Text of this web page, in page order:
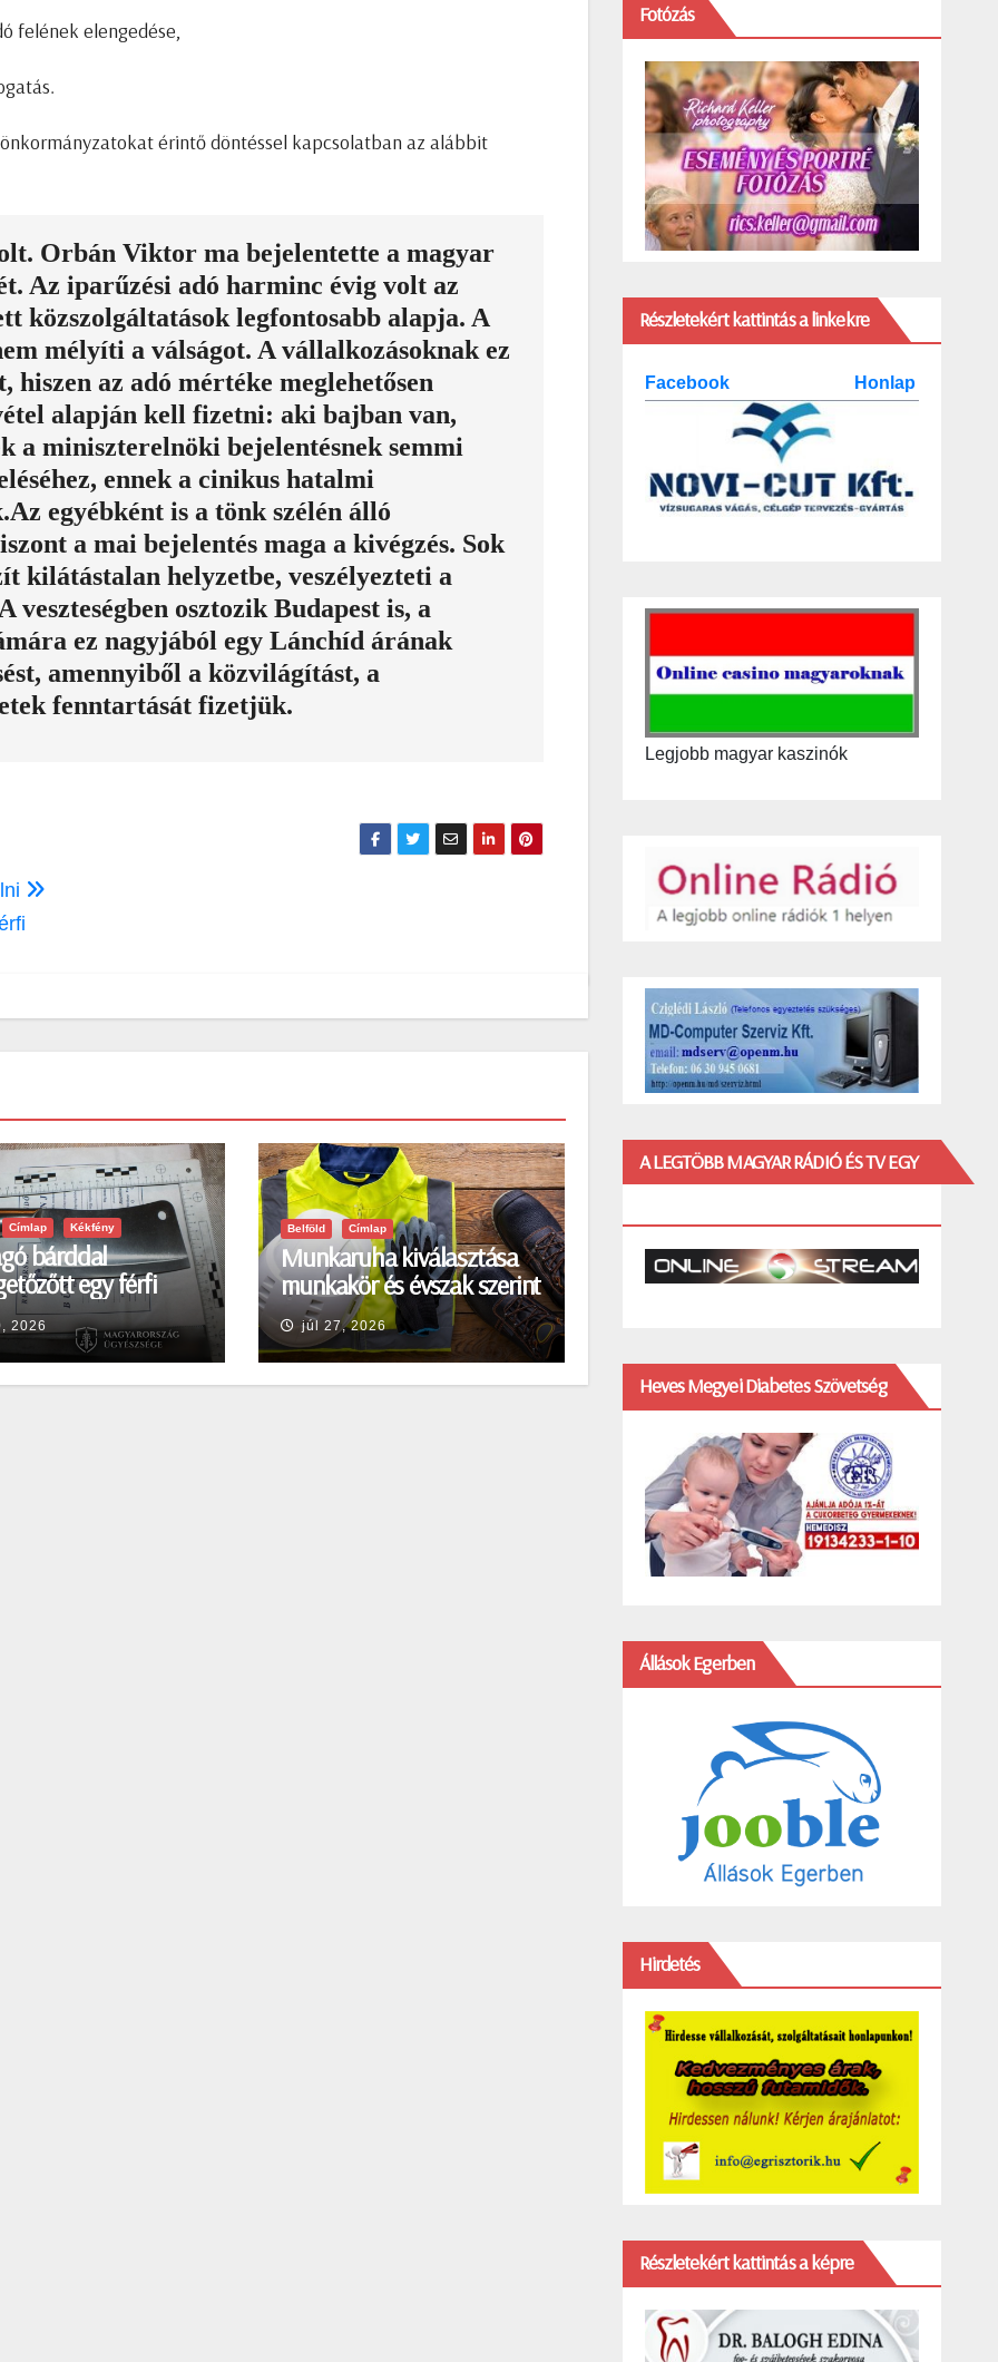
felének elengedése,
érintő döntéssel kapcsolatban az alábbit
Orbán Viktor ma bejelentette a magyar
Az iparűzési adó harminc évig volt az
közszolgáltatások legfontosabb alapja. A
mélyíti a válságot. A vállalkozásoknak ez
hiszen az adó mértéke meglehetősen
alapján kell fizetni: aki bajban van,
a miniszterelnöki bejelentésnek semmi
ennek a cinikus hatalmi
egyébként is a tönk szélén álló
a mai bejelentés maga a kivégzés. Sok
kilátástalan helyzetbe, veszélyezteti a
veszteségben osztozik Budapest is, a
ez nagyjából egy Lánchíd árának
amennyiből a közvilágítást, a
fenntartását fizetjük.
Címlap Kékfény
bárddal
egy férfi
2026
Belföld Címlap
Munkaruha kiválasztása
munkakör és évszak szerint
júl 27, 2026
Fotózás
Részletekért kattintás a linkekre
Facebook Honlap
Legjobb magyar kaszinók
A LEGTÖBB MAGYAR RÁDIÓ ÉS TV EGY
Heves Megyei Diabetes Szövetség
Állások Egerben
Hirdetés
Részletekért kattintás a képre